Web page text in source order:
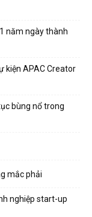
năm ngày thành
kiện APAC Creator
bùng nổ trong
mắc phải
nghiệp start-up